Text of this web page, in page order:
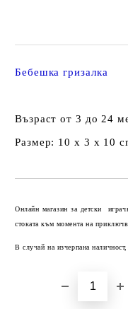
Бебешка гризалка
Възраст от 3 до 24
Размер: 10 x 3 x 10
Онлайн магазин за детски
стоката към момента на
В случай на изчерпана